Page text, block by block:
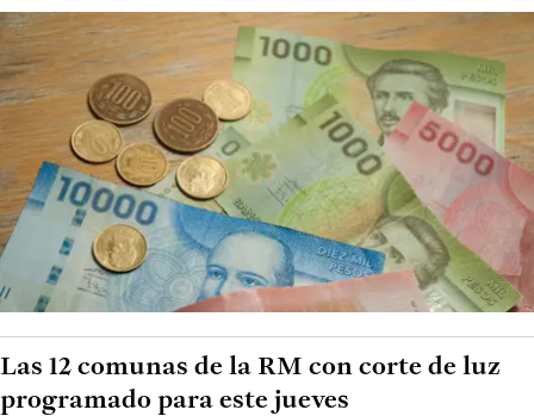
Las 12 comunas de la RM con corte de luz
programado para este jueves